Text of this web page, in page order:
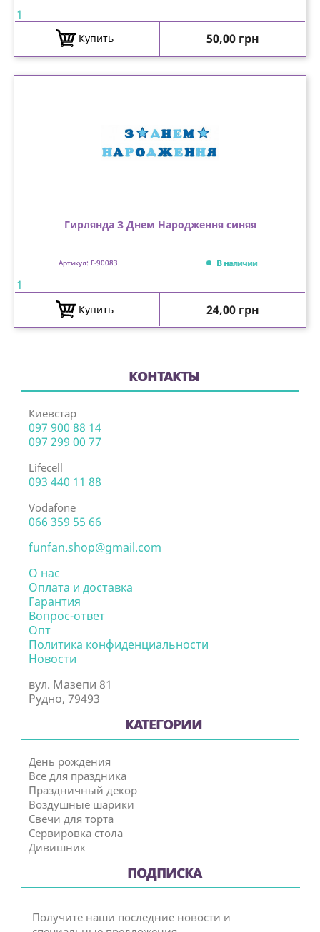
1
Купить Цена
50,00 грн
Гирлянда З Днем Народження синяя
Артикул: F-90083 В наличии
1
Купить Цена
24,00 грн
КОНТАКТЫ
Киевстар
097 900 88 14
097 299 00 77
Lifecell
093 440 11 88
Vodafone
066 359 55 66
funfan.shop@gmail.com
О нас
Оплата и доставка
Гарантия
Вопрос-ответ
Опт
Политика конфиденциальности
Новости
вул. Мазепи 81
Рудно, 79493
КАТЕГОРИИ
День рождения
Все для праздника
Праздничный декор
Воздушные шарики
Свечи для торта
Сервировка стола
Дивишник
ПОДПИСКА
Получите наши последние новости и